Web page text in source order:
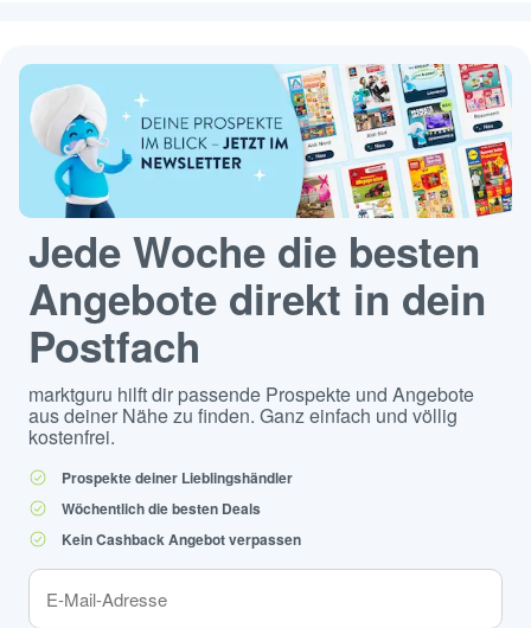
Jede Woche die besten
Angebote direkt in dein
Postfach
marktguru hilft dir passende Prospekte und Angebote
aus deiner Nähe zu finden. Ganz einfach und völlig
kostenfrei.
Prospekte deiner Lieblingshändler
Wöchentlich die besten Deals
Kein Cashback Angebot verpassen